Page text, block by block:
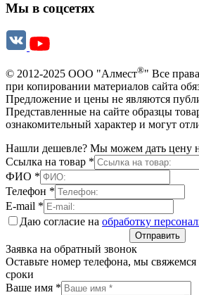
Мы в соцсетях
© 2012-2025 ООО "Алмест®" Все
при копировании материалов сайта
Предложение и цены не являются
Представленные на сайте образцы
ознакомительный характер и могут
Нашли дешевле? Мы можем дать цену
Ссылка на товар *
ФИО *
Телефон *
E-mail *
Даю согласие на обработку
Отправить
Заявка на обратный звонок
Оставьте номер телефона, мы
сроки
Ваше имя *